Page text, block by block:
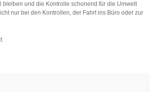
bleiben und die Kontrolle schonend für die Umwelt
nur bei den Kontrollen, der Fahrt ins Büro oder zur